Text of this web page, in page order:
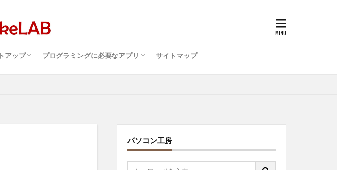
アップ
び方（３）・・・知
び方（１）・・・
び方（２）・・・快
プログラミングに必要なアプリ
プログラミングを行うためのコンピュータ環
パソコンのセキュリティ対策を行おう
Visual Studio Code をインストールしよう
タッチタイピングとプログラミング ・・・
サイトマップ
パソコン工房
？
び 境
めざせブラインドタッチ
ぶ PCセットアップ